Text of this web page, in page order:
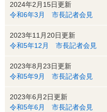
2024年2月15日更新
令和6年3月 市長記者会見
2023年11月20日更新
令和5年12月 市長記者会見
2023年8月23日更新
令和5年9月 市長記者会見
2023年6月2日更新
令和5年6月 市長記者会見